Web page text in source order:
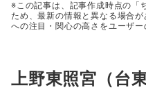
※この記事は、記事作成時点の「
ため、最新の情報と異なる場合
への注目・関心の高さをユーザ
上野東照宮（台東